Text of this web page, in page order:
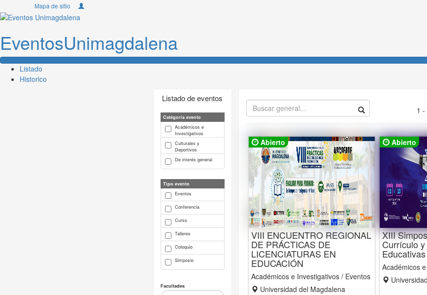
al
Instagram
Youtube
Mapa de sitio
EventosUnimagdalena
Menú de navegación
Listado
Historico
Listado de eventos
Catégoria evento
Académicos e
Investigativos
Culturales y
Deportivos
De interés general
Tipo evento
Eventos
Conferencia
Curso
Talleres
Coloquio
Simposio
Facultades
1 -
VIII ENCUENTRO REGIONAL
DE PRÁCTICAS DE
LICENCIATURAS EN
EDUCACIÓN
Académicos e Investigativos / Eventos
Universidad del Magdalena
Abierto
XIII
Currículo
Educativas
Académicos
Abierto